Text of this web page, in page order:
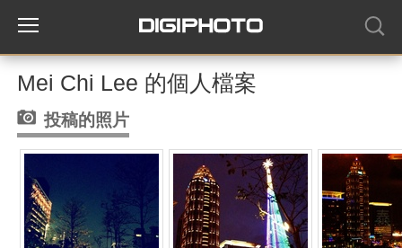
Mei Chi Lee 的個人檔案
投稿的照片